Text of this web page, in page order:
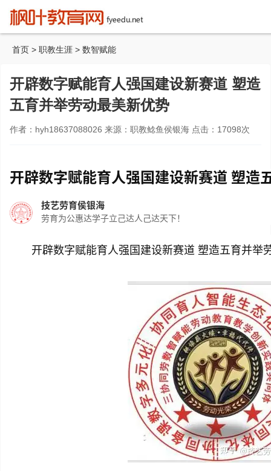
首页 > 职教生涯 > 数智赋能
开辟数字赋能育人强国建设新赛道 塑造
五育并举劳动最美新优势
作者：hyh18637088026 来源：职教鲶鱼侯银海 点击： 17098次
开辟数字赋能育人强国建设新赛道 塑造
技艺劳育侯银海
劳育为公惠达学子立己达人己达天下！
开辟数字赋能育人强国建设新赛道 塑造五育并举